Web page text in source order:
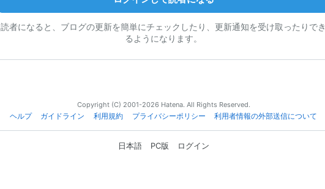
読者になると、ブログの更新を簡単にチェックしたり、更新通知を受け取ったりでき
るようになります。
Copyright (C) 2001-2026 Hatena. All Rights Reserved.
ヘルプ
ガイドライン 利用規約 プライバシーポリシー 利用者情報の外部送信について
日本語 PC版 ログイン